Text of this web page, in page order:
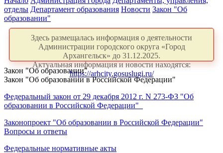
отделы Департамент образования Новости Закон "Об
образовании"
Здесь размещалась информация о деятельности
Администрации городского округа «Город
Архангельск» до 31.12.2025.
Актуальная информация и новости находятся:
https://arhcity.gosuslugi.ru/
Закон "Об образовании"
Закон "Об образовании в Российской Федерации"
Федеральный закон от 29 декабря 2012 г. N 273-ФЗ "Об
образовании в Российской Федерации"
Законопроект "Об образовании в Российской Федерации"
Вопросы и ответы
Федеральные нормативные акты